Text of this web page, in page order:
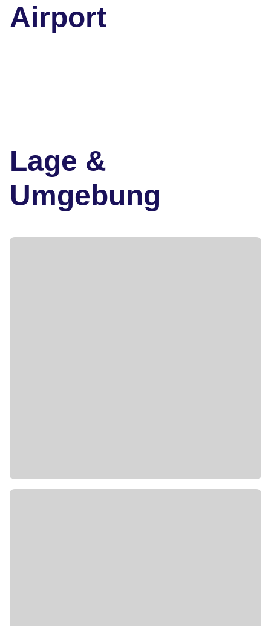
Airport
Lage &
Umgebung